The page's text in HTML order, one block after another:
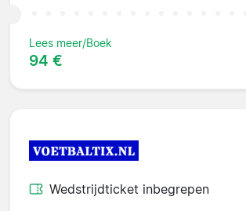
Lees meer/Boek
94 €
Wedstrijdticket inbegrepen